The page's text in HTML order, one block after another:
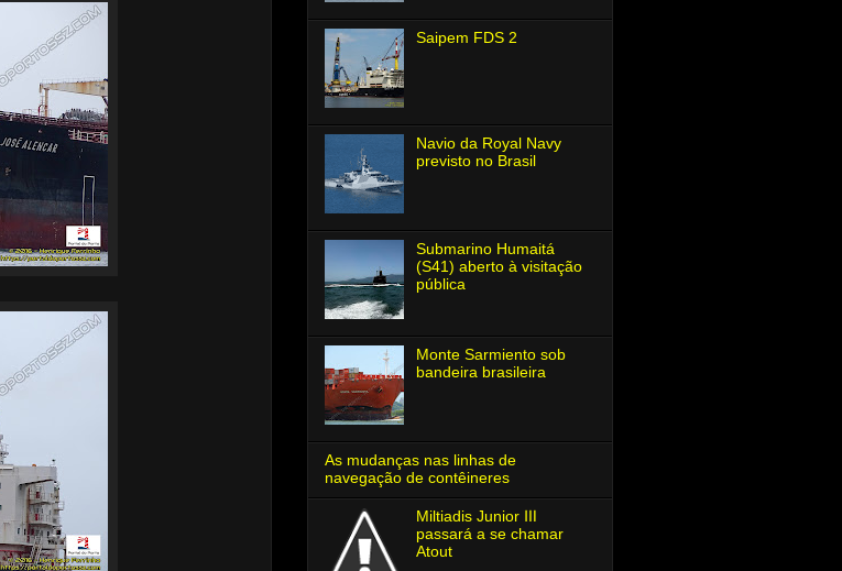
Saipem FDS 2
Navio da Royal Navy
previsto no Brasil
Submarino Humaitá
(S41) aberto à visitação
pública
Monte Sarmiento sob
bandeira brasileira
As mudanças nas linhas de
navegação de contêineres
Miltiadis Junior Ⅲ
passará a se chamar
Atout